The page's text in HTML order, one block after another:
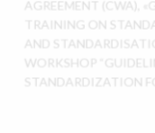
AGREEMENT (CWA),
TRAINING ON
AND
WORKSHOP
STANDARDIZATION